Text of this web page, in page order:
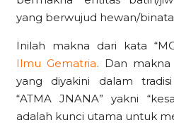
yang berwujud hewan/
Inilah makna dari kata
Ilmu Gematria. Dan
yang diyakini dalam
“ATMA JNANA” yakni
adalah kunci utama untuk